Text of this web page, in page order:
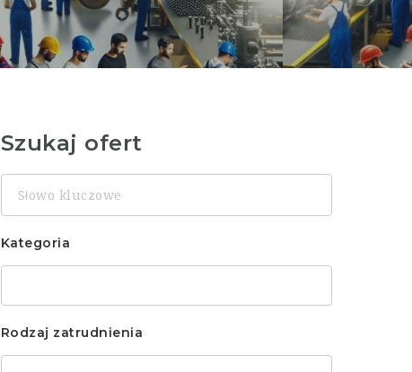
Szukaj ofert
Słowo
kluczowe
Kategoria
Rodzaj zatrudnienia